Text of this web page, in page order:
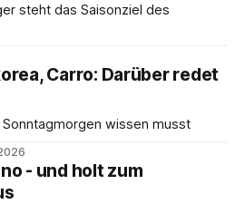
steht das Saisonziel des
Carro: Darüber redet
wissen musst
- und holt zum